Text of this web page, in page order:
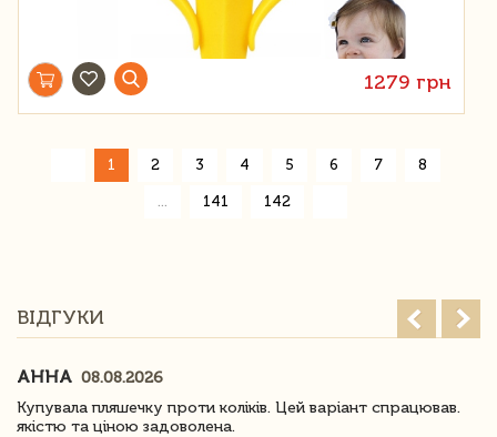
1279 грн
1 2 3 4 5 6 7 8
141 142
ВІДГУКИ
АННА 08.08.2026
Купувала пляшечку проти коліків. Цей варіант спрацював.
якістю та ціною задоволена.